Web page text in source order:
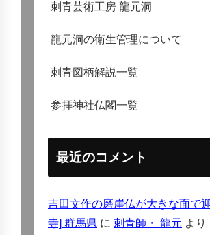
刺青芸術工房 龍元洞
龍元洞の衛生管理について
刺青図柄解説一覧
参拝神社仏閣一覧
最近のコメント
吉田文作の磨崖仏が大きな面で
寺] 群馬県 に 刺青師・ 龍元 より